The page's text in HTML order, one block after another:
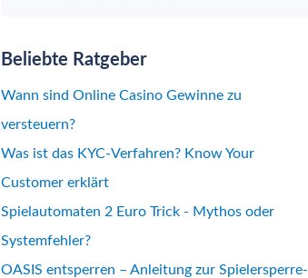
Beliebte Ratgeber
Wann sind Online Casino Gewinne zu
versteuern?
Was ist das KYC-Verfahren? Know Your
Customer erklärt
Spielautomaten 2 Euro Trick - Mythos oder
Systemfehler?
OASIS entsperren – Anleitung zur Spielersperre-